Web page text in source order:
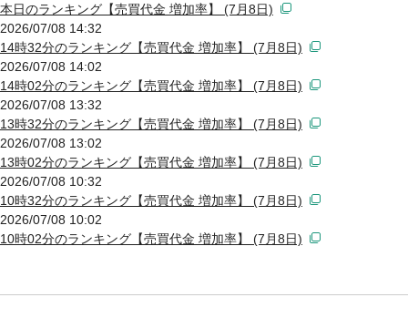
本日のランキング【売買代金 増加率】 (7月8日)
2026/07/08 14:32
14時32分のランキング【売買代金 増加率】 (7月8日)
2026/07/08 14:02
14時02分のランキング【売買代金 増加率】 (7月8日)
2026/07/08 13:32
13時32分のランキング【売買代金 増加率】 (7月8日)
2026/07/08 13:02
13時02分のランキング【売買代金 増加率】 (7月8日)
2026/07/08 10:32
10時32分のランキング【売買代金 増加率】 (7月8日)
2026/07/08 10:02
10時02分のランキング【売買代金 増加率】 (7月8日)